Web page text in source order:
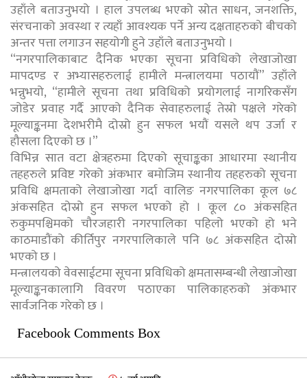
उहाँले बताउनुभयो । हाल उपलब्ध भएको स्रोत साधन, जनशक्ति,
संरचनाको अवस्था र त्यहाँ आवश्यक पर्ने अन्य दक्षताहरुको बीचको
अन्तर पत्ता लगाउन सहयोगी हुने उहाँले बताउनुभयो ।
“नगरपालिकाबाट दैनिक भएका सूचना प्रविधिको लेखाजोखा
मापदण्ड र अभ्यासहरुलाई हामीले मन्त्रालयमा पठायौं” उहाँले
भन्नुभयो, “हामीले सूचना तथा प्रविधिको प्रयोगलाई नागरिकसँग
जोडेर प्रवाह गर्दै आएको दैनिक सेवाहरुलाई तेस्रो पक्षले गरेको
मूल्याङ्कनमा देशभरीमै दोस्रो हुन सफल भयौं यसले थप उर्जा र
हौसला दिएको छ ।”
विभिन्न सात वटा क्षेत्रहरुमा दिएको सूचाङ्कका आधारमा स्थानीय
तहहरुले प्रविष्ट गरेको अंकभार बमोजिम स्थानीय तहहरुको सूचना
प्रविधि क्षमताको लेखाजोखा गर्दा वालिङ नगरपालिका कूल ७८
अंकसहित दोस्रो हुन सफल भएको हो । कूल ८० अंकसहित
रुकुमपश्चिमको चौरजहारी नगरपालिका पहिलो भएको हो भने
काठमाडौंको कीर्तिपुर नगरपालिकाले पनि ७८ अंकसहित दोस्रो
भएको छ ।
मन्त्रालयको वेवसाईटमा सूचना प्रविधिको क्षमतासम्बन्धी लेखाजोखा
मूल्याङ्कनकालागि विवरण पठाएका पालिकाहरुको अंकभार
सार्वजनिक गरेको छ ।
Facebook Comments Box